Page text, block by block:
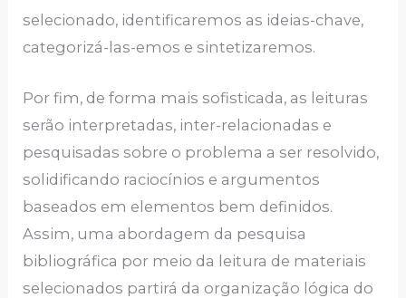
selecionado, identificaremos as ideias-chave,
categorizá-las-emos e sintetizaremos.
Por fim, de forma mais sofisticada, as leituras
serão interpretadas, inter-relacionadas e
pesquisadas sobre o problema a ser resolvido,
solidificando raciocínios e argumentos
baseados em elementos bem definidos.
Assim, uma abordagem da pesquisa
bibliográfica por meio da leitura de materiais
selecionados partirá da organização lógica do